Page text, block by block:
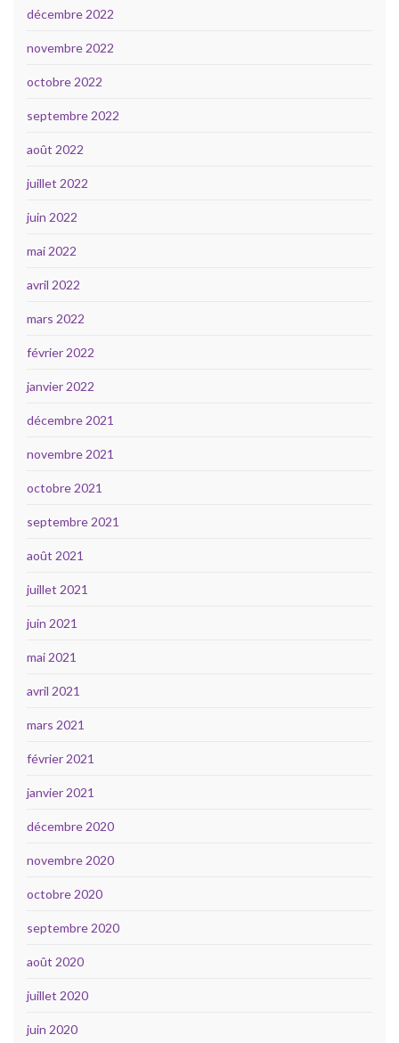
décembre 2022
novembre 2022
octobre 2022
septembre 2022
août 2022
juillet 2022
juin 2022
mai 2022
avril 2022
mars 2022
février 2022
janvier 2022
décembre 2021
novembre 2021
octobre 2021
septembre 2021
août 2021
juillet 2021
juin 2021
mai 2021
avril 2021
mars 2021
février 2021
janvier 2021
décembre 2020
novembre 2020
octobre 2020
septembre 2020
août 2020
juillet 2020
juin 2020